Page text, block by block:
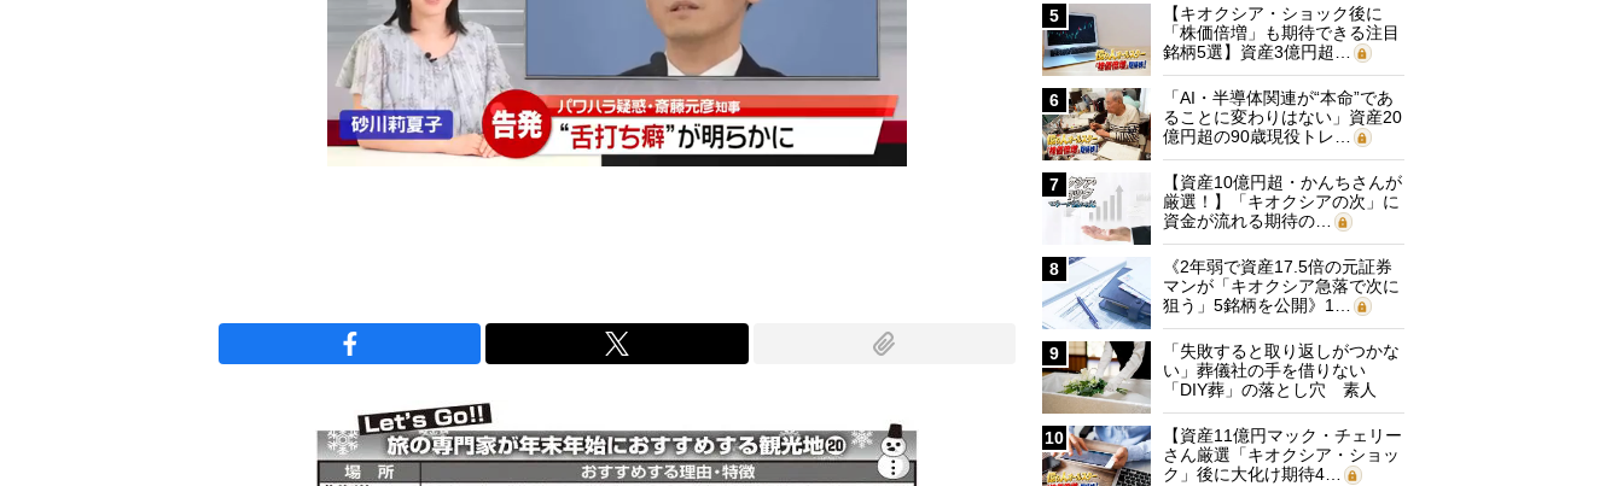
5
【キオクシア・ショック後に
「株価倍増」も期待できる注目
銘柄5選】資産3億円超…
6
「AI・半導体関連が“本命”であ
ることに変わりはない」資産20
億円超の90歳現役トレ…
7
【資産10億円超・かんちさんが
厳選！】「キオクシアの次」に
資金が流れる期待の…
8
《2年弱で資産17.5倍の元証券
マンが「キオクシア急落で次に
狙う」5銘柄を公開》1…
9
「失敗すると取り返しがつかな
い」葬儀社の手を借りない
「DIY葬」の落とし穴 素人
に…
10
【資産11億円マック・チェリー
さん厳選「キオクシア・ショッ
ク」後に大化け期待4…